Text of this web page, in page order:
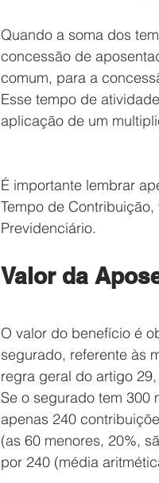
Quando a soma dos
concessão de
comum, para a
Esse tempo de
aplicação de um
É importante lembrar
Tempo de
Previdenciário.
Valor da
O valor do benefício é
segurado, referente às
regra geral do artigo
Se o segurado tem 300
apenas 240
(as 60 menores, 20%,
por 240 (média